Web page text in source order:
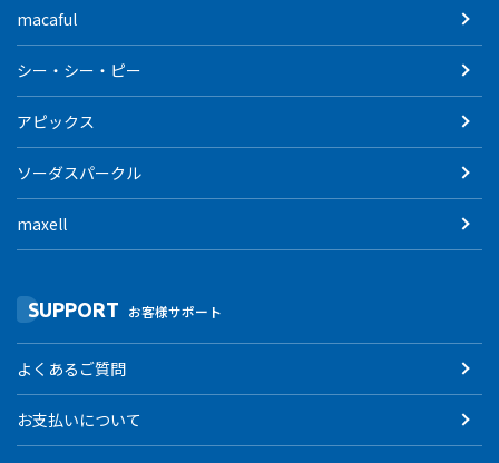
macaful
シー・シー・ピー
アピックス
ソーダスパークル
maxell
SUPPORT お客様サポート
よくあるご質問
お支払いについて